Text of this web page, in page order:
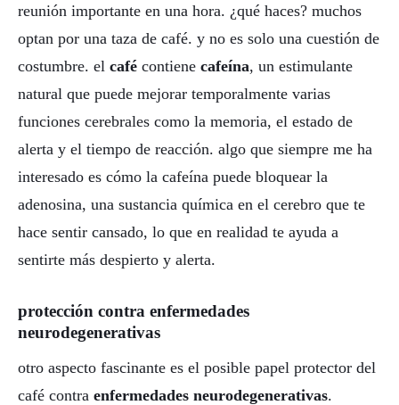
reunión importante en una hora. ¿qué haces? muchos
optan por una taza de café. y no es solo una cuestión de
costumbre. el café contiene cafeína, un estimulante
natural que puede mejorar temporalmente varias
funciones cerebrales como la memoria, el estado de
alerta y el tiempo de reacción. algo que siempre me ha
interesado es cómo la cafeína puede bloquear la
adenosina, una sustancia química en el cerebro que te
hace sentir cansado, lo que en realidad te ayuda a
sentirte más despierto y alerta.
protección contra enfermedades
neurodegenerativas
otro aspecto fascinante es el posible papel protector del
café contra enfermedades neurodegenerativas.